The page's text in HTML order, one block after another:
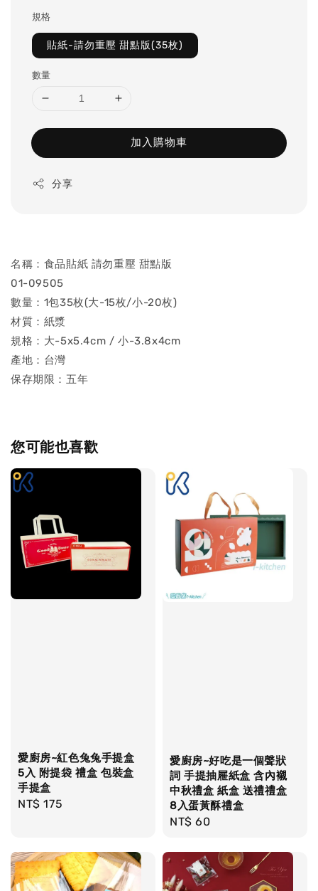
規格
貼紙-請勿重壓 甜點版(35枚)
數量
加入購物車
分享
名稱：食品貼紙 請勿重壓 甜點版
01-09505
數量：1包35枚(大-15枚/小-20枚)
材質：紙漿
規格：大-5x5.4cm / 小-3.8x4cm
產地：台灣
保存期限：五年
您可能也喜歡
愛廚房~紅色兔兔手提盒
5入 附提袋 禮盒 包裝盒
手提盒
Regular
NT$ 175
愛廚房~好吃是一個聲狀
詞 手提抽屜紙盒 含內襯
中秋禮盒 紙盒 送禮禮盒
8入蛋黃酥禮盒
Regular
NT$ 60